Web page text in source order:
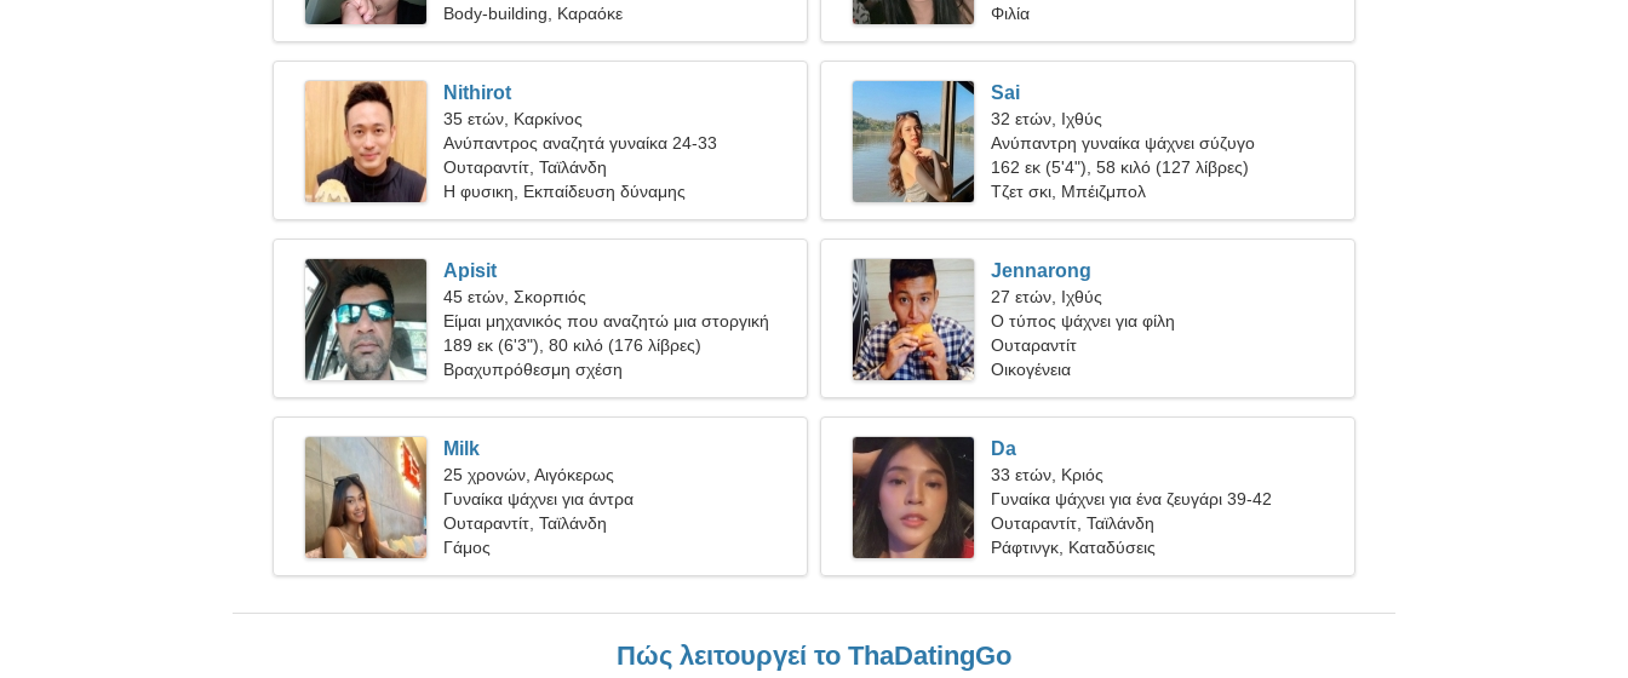
Body-building, Καραόκε
Φιλία
Nithirot
35 ετών, Καρκίνος
Ανύπαντρος αναζητά γυναίκα 24-33
Ουταραντίτ, Ταϊλάνδη
Η φυσικη, Εκπαίδευση δύναμης
Sai
32 ετών, Ιχθύς
Ανύπαντρη γυναίκα ψάχνει σύζυγο
162 εκ (5'4"), 58 κιλό (127 λίβρες)
Τζετ σκι, Μπέιζμπολ
Apisit
45 ετών, Σκορπιός
Είμαι μηχανικός που αναζητώ μια στοργική
γυναίκα
189 εκ (6'3"), 80 κιλό (176 λίβρες)
Βραχυπρόθεσμη σχέση
Jennarong
27 ετών, Ιχθύς
Ο τύπος ψάχνει για φίλη
Ουταραντίτ
Οικογένεια
Milk
25 χρονών, Αιγόκερως
Γυναίκα ψάχνει για άντρα
Ουταραντίτ, Ταϊλάνδη
Γάμος
Da
33 ετών, Κριός
Γυναίκα ψάχνει για ένα ζευγάρι 39-42
Ουταραντίτ, Ταϊλάνδη
Ράφτινγκ, Καταδύσεις
Πώς λειτουργεί το ThaDatingGo